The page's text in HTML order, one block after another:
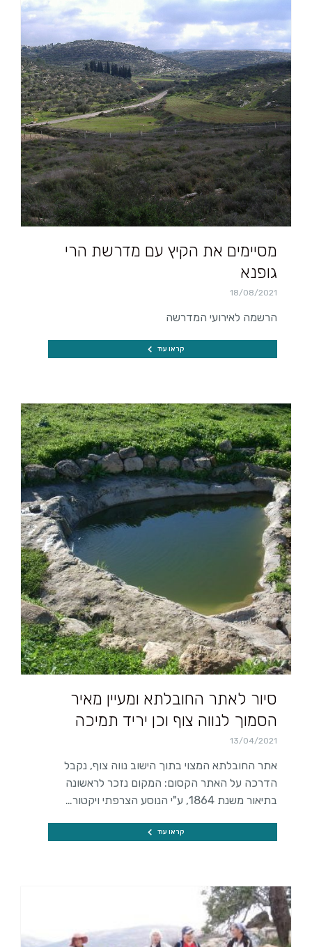
מסיימים את הקיץ עם מדרשת הרי
גופנא
18/08/2021
הרשמה לאירועי המדרשה
קראו עוד
סיור לאתר החובלתא ומעיין מאיר
הסמוך לנווה צוף וכן יריד תמיכה
13/04/2021
אתר החובלתא המצוי בתוך הישוב נווה צוף, נקבל
הדרכה על האתר הקסום: המקום נזכר לראשונה
בתיאור משנת 1864, ע"י הנוסע הצרפתי ויקטור…
קראו עוד